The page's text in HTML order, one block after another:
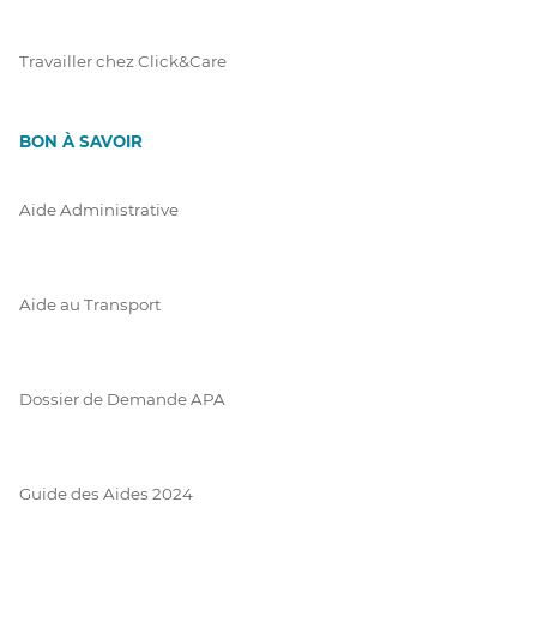
Travailler chez Click&Care
BON À SAVOIR
Aide Administrative
Aide au Transport
Dossier de Demande APA
Guide des Aides 2024